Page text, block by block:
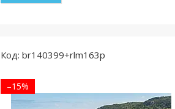
br140399+rlm163p
–15%